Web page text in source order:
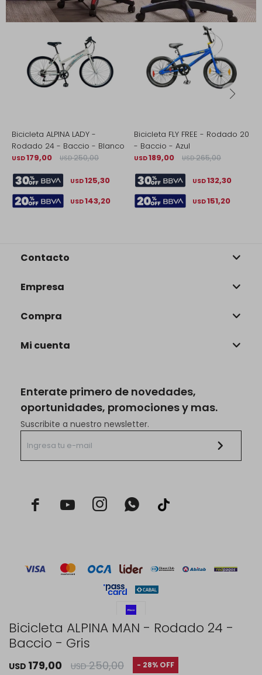
Bicicleta ALPINA MAN - Rodado 24 -
Baccio - Gris
USD 179,00 USD 250,00 28
Bicicleta ALPINA LADY -
Rodado 24 - Baccio - Blanco
USD179,00 USD 250,00
USD125,30
USD143,20
Bicicleta FLY FREE - Rodado 20
- Baccio - Azul
USD189,00 USD 265,00
USD132,30
USD151,20
Enterate primero de novedades,
oportunidades, promociones y mas.
Suscribite a nuestro newsletter.
  
Contacto
Empresa
Compra
Mi cuenta
© Copyright 2026 / Rustico Hogar